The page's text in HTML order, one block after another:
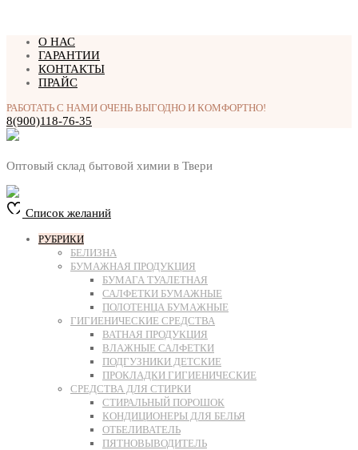
Перейти
содержимому
О НАС
ГАРАНТИИ
КОНТАКТЫ
ПРАЙС
РАБОТАТЬ С НАМИ ОЧЕНЬ ВЫГОДНО И КОМФОРТНО!
8(900)118-76-35
Оптовый склад бытовой химии в Твери
Список желаний
РУБРИКИ
БЕЛИЗНА
БУМАЖНАЯ ПРОДУКЦИЯ
БУМАГА ТУАЛЕТНАЯ
САЛФЕТКИ БУМАЖНЫЕ
ПОЛОТЕНЦА БУМАЖНЫЕ
ГИГИЕНИЧЕСКИЕ СРЕДСТВА
ВАТНАЯ ПРОДУКЦИЯ
ВЛАЖНЫЕ САЛФЕТКИ
ПОДГУЗНИКИ ДЕТСКИЕ
ПРОКЛАДКИ ГИГИЕНИЧЕСКИЕ
СРЕДСТВА ДЛЯ СТИРКИ
СТИРАЛЬНЫЙ ПОРОШОК
КОНДИЦИОНЕРЫ ДЛЯ БЕЛЬЯ
ОТБЕЛИВАТЕЛЬ
ПЯТНОВЫВОДИТЕЛЬ